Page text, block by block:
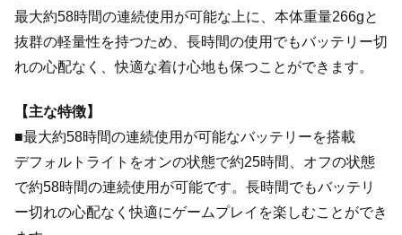
最大約58時間の連続使用が可能な上に、本体重量266gと
抜群の軽量性を持つため、長時間の使用でもバッテリー切
れの心配なく、快適な着け心地も保つことができます。
【主な特徴】
■最大約58時間の連続使用が可能なバッテリーを搭載
デフォルトライトをオンの状態で約25時間、オフの状態
で約58時間の連続使用が可能です。長時間でもバッテリ
ー切れの心配なく快適にゲームプレイを楽しむことができ